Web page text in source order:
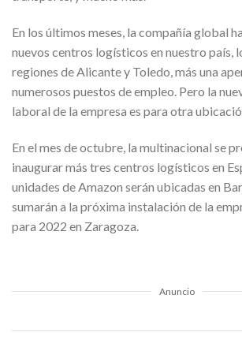
En los últimos meses, la compañía global
nuevos centros logísticos en nuestro país,
regiones de Alicante y Toledo, más una
numerosos puestos de empleo. Pero la
laboral de la empresa es para otra
En el mes de octubre, la multinacional se
inaugurar más tres centros logísticos en
unidades de Amazon serán ubicadas en
sumarán a la próxima instalación de la
para 2022 en Zaragoza.
Anuncio